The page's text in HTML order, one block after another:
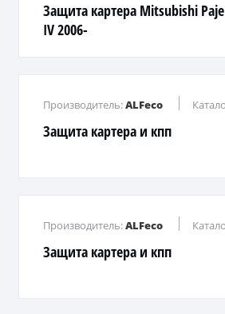
Защита картера Mitsubishi
IV 2006-
Защита картера и кпп
Производитель:ALFeco
Защита картера и кпп
Производитель:ALFeco